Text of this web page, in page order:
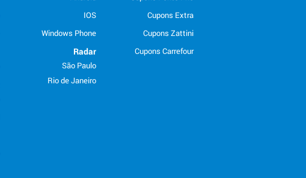
Cupons Extra
Cupons Zattini
Cupons Carrefour
IOS
Windows Phone
Radar
São Paulo
Rio de Janeiro